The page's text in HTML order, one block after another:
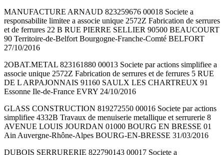
MANUFACTURE ARNAUD 823259676 00018 Societe a
responsabilite limitee a associe unique 2572Z Fabrication de serrures
et de ferrures 22 B RUE PIERRE SELLIER 90500 BEAUCOURT
90 Territoire-de-Belfort Bourgogne-Franche-Comté BELFORT
27/10/2016
2OBAT.METAL 823161880 00013 Societe par actions simplifiee a
associe unique 2572Z Fabrication de serrures et de ferrures 5 RUE
DE L ARPAJONNAIS 91160 SAULX LES CHARTREUX 91
Essonne Ile-de-France EVRY 24/10/2016
GLASS CONSTRUCTION 819272550 00016 Societe par actions
simplifiee 4332B Travaux de menuiserie metallique et serrurerie 8
AVENUE LOUIS JOURDAN 01000 BOURG EN BRESSE 01
Ain Auvergne-Rhône-Alpes BOURG-EN-BRESSE 31/03/2016
DUBOIS SERRURERIE 822790143 00017 Societe a